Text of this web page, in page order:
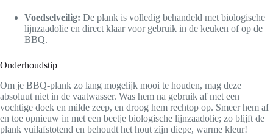
Voedselveilig: De plank is volledig behandeld met biologische
lijnzaadolie en direct klaar voor gebruik in de keuken of op de
BBQ.
Onderhoudstip
Om je BBQ-plank zo lang mogelijk mooi te houden, mag deze
absoluut niet in de vaatwasser. Was hem na gebruik af met een
vochtige doek en milde zeep, en droog hem rechtop op. Smeer hem af
en toe opnieuw in met een beetje biologische lijnzaadolie; zo blijft de
plank vuilafstotend en behoudt het hout zijn diepe, warme kleur!